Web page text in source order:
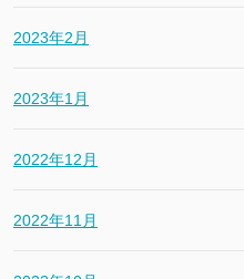
2023年2月
2023年1月
2022年12月
2022年11月